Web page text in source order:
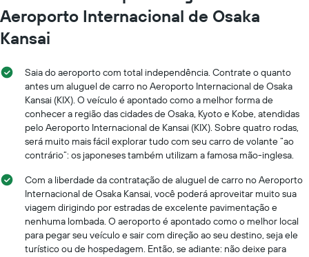
Aeroporto Internacional de Osaka
Kansai
Saia do aeroporto com total independência. Contrate o quanto
antes um aluguel de carro no Aeroporto Internacional de Osaka
Kansai (KIX). O veículo é apontado como a melhor forma de
conhecer a região das cidades de Osaka, Kyoto e Kobe, atendidas
pelo Aeroporto Internacional de Kansai (KIX). Sobre quatro rodas,
será muito mais fácil explorar tudo com seu carro de volante “ao
contrário”: os japoneses também utilizam a famosa mão-inglesa.
Com a liberdade da contratação de aluguel de carro no Aeroporto
Internacional de Osaka Kansai, você poderá aproveitar muito sua
viagem dirigindo por estradas de excelente pavimentação e
nenhuma lombada. O aeroporto é apontado como o melhor local
para pegar seu veículo e sair com direção ao seu destino, seja ele
turístico ou de hospedagem. Então, se adiante: não deixe para